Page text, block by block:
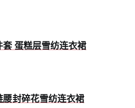
蛋糕层雪纺连衣裙
封碎花雪纺连衣裙